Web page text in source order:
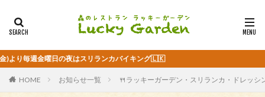
日の夜はスリランカバイキング🇱🇰
HOME お知らせ一覧 🍴ラッキーガーデン・スリランカ・ドレッ